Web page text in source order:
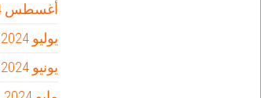
أغسطس 2024
يوليو 2024
يونيو 2024